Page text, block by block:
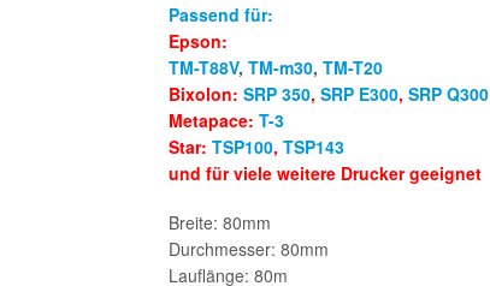
Passend für:
Epson:
TM-T88V,TM-m30,TM-T20
Bixolon:SRP 350,SRP E300,SRP Q300
Metapace:T-3
Star:TSP100,TSP143
und für viele weitere Drucker geeignet
Breite: 80mm
Durchmesser: 80mm
Lauflänge: 80m